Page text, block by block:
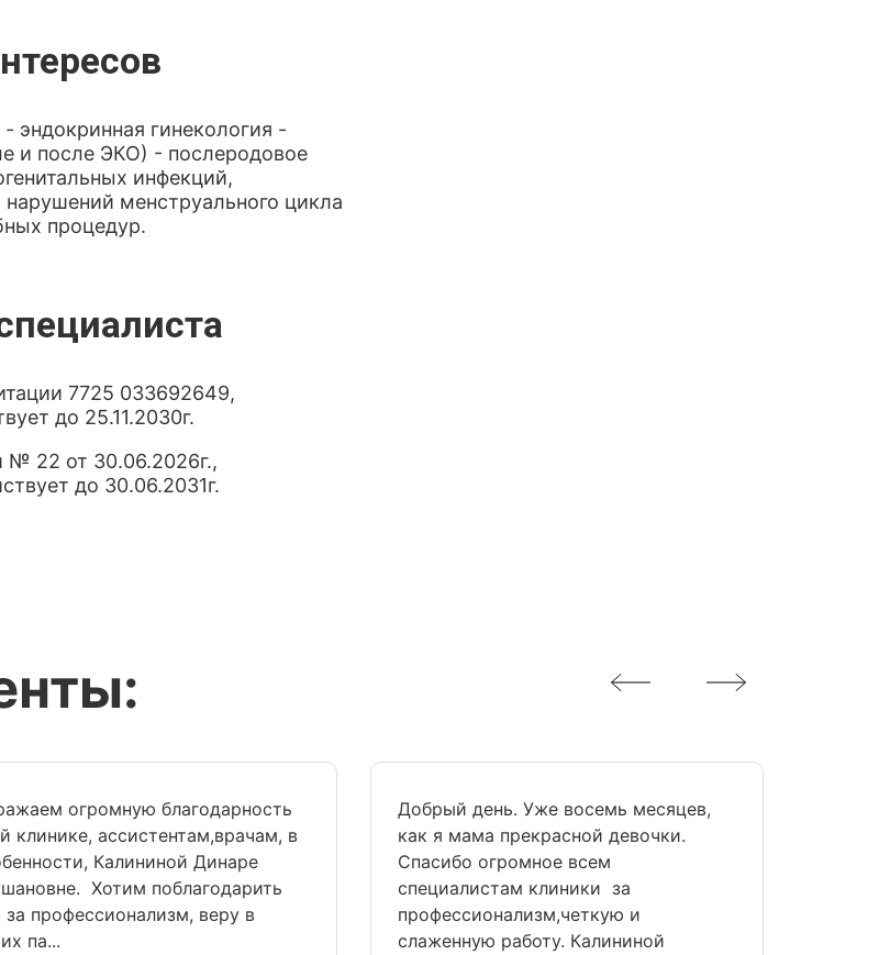
эндокринная гинекология -
и после ЭКО) - послеродовое
инфекций,
нарушений менструального цикла
процедур.
7725 033692649,
до 25.11.2030г.
№ 22 от 30.06.2026г.,
до 30.06.2031г.
огромную благодарность
клинике, ассистентам,врачам, в
Калининой Динаре
Хотим поблагодарить
за профессионализм, веру в
па...
Добрый день. Уже восемь месяцев,
как я мама прекрасной девочки.
Спасибо огромное всем
специалистам клиники за
профессионализм,четкую и
слаженную работу. Калининой